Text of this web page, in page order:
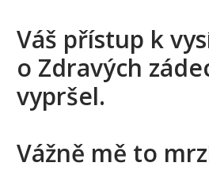
Váš přístup k
o Zdravých
vypršel.
Vážně mě to